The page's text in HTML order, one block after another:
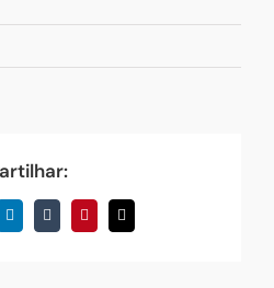
LinkedInTumblrPinterestEmail
(necessário